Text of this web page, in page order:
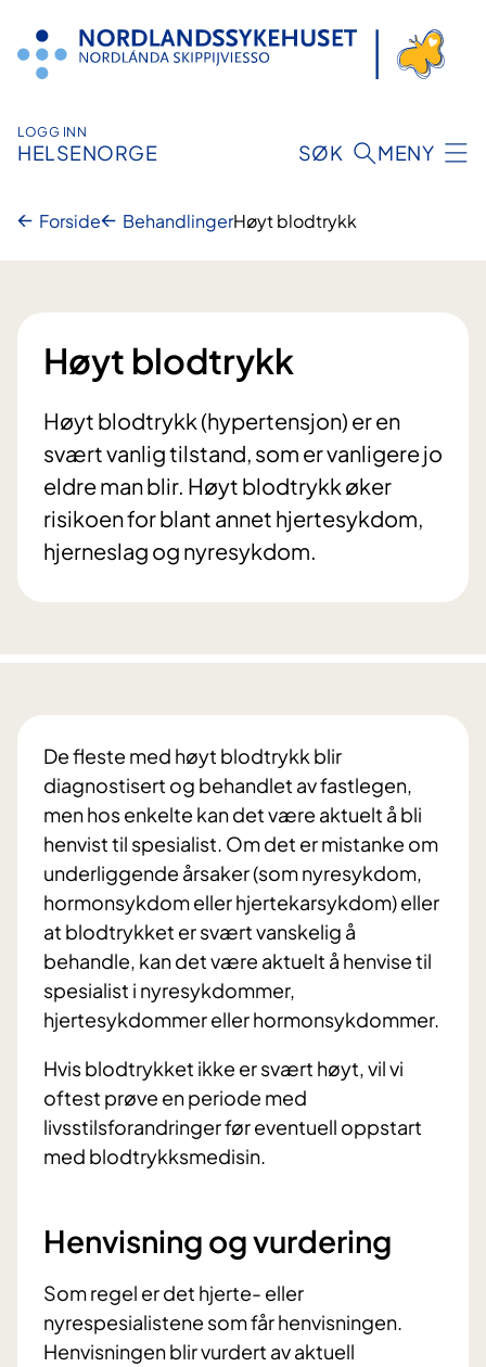
innhold
LOGG INN
HELSENORGE SØK MENY
Forside BehandlingerHøyt blodtrykk
Høyt blodtrykk
Høyt blodtrykk (hypertensjon) er en
svært vanlig tilstand, som er vanligere jo
eldre man blir. Høyt blodtrykk øker
risikoen for blant annet hjertesykdom,
hjerneslag og nyresykdom.
De fleste med høyt blodtrykk blir
diagnostisert og behandlet av fastlegen,
men hos enkelte kan det være aktuelt å bli
henvist til spesialist. Om det er mistanke om
underliggende årsaker (som nyresykdom,
hormonsykdom eller hjertekarsykdom) eller
at blodtrykket er svært vanskelig å
behandle, kan det være aktuelt å henvise til
spesialist i nyresykdommer,
hjertesykdommer eller hormonsykdommer.
Hvis blodtrykket ikke er svært høyt, vil vi
oftest prøve en periode med
livsstilsforandringer før eventuell oppstart
med blodtrykksmedisin.
Henvisning og vurdering
Som regel er det hjerte- eller
nyrespesialistene som får henvisningen.
Henvisningen blir vurdert av aktuell